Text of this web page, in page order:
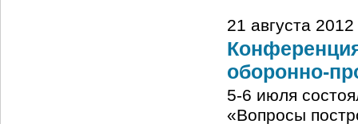
21 августа
оборонно-
5-6 июля
«Вопросы